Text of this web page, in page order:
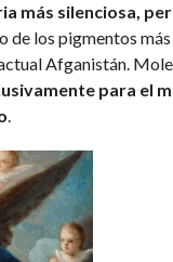
más silenciosa,
de los pigmentos
Afganistán.
para el
.